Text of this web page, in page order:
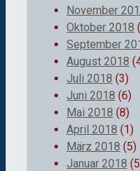
November
Oktober 2018
September
August 2018
Juli 2018 (3)
Juni 2018 (6)
Mai 2018 (8)
April 2018 (1)
März 2018 (5)
Januar 2018